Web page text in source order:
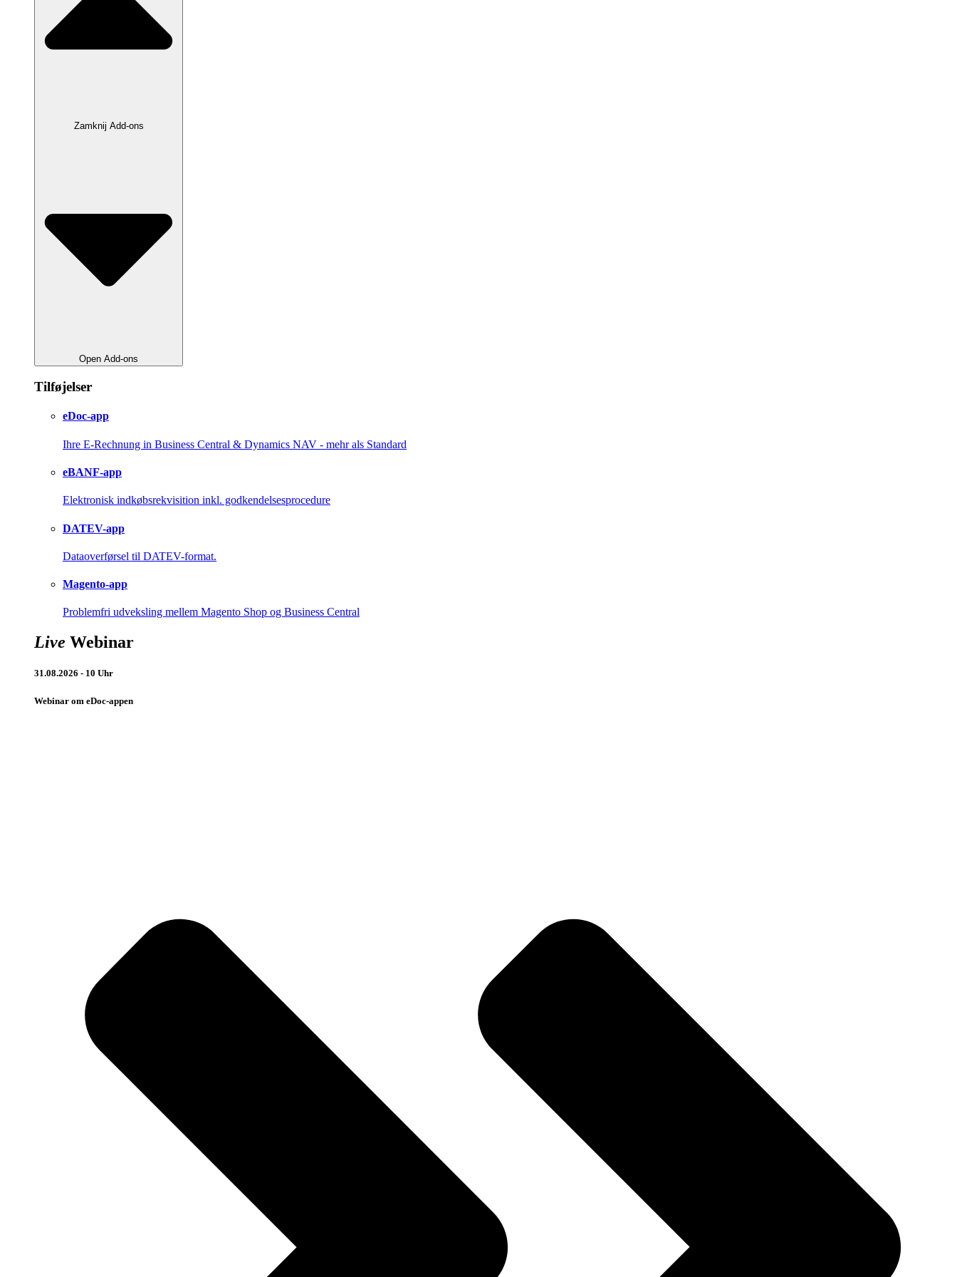
Zamknij Add-ons
Open Add-ons
Tilføjelser
eDoc-app
Ihre E-Rechnung in Business Central & Dynamics NAV - mehr als Standard
eBANF-app
Elektronisk indkøbsrekvisition inkl. godkendelsesprocedure
DATEV-app
Dataoverførsel til DATEV-format.
Magento-app
Problemfri udveksling mellem Magento Shop og Business Central
Live Webinar
31.08.2026 - 10 Uhr
Webinar om eDoc-appen